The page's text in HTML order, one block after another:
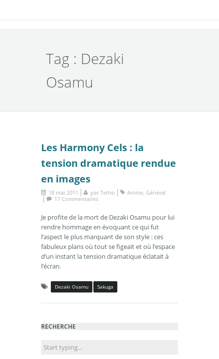
Tag : Dezaki
Osamu
Les Harmony Cels : la
tension dramatique rendue
en images
18 mai 2011 par Tetho Anime, Général
17 Commentaires
Je profite de la mort de Dezaki Osamu pour lui
rendre hommage en évoquant ce qui fut
l’aspect le plus marquant de son style : ces
fabuleux plans où tout se figeait et où l’espace
d’un instant la tension dramatique éclatait à
l’écran.
Dezaki Osamu Sakuga
RECHERCHE